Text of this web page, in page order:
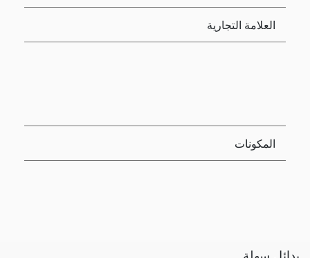
العلامة التجارية
المكونات